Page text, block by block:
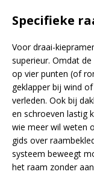
Specifieke
Voor draai-
superieur. Omdat
op vier punten (of
geklapper bij wind
verleden. Ook bij
en schroeven lastig
wie meer wil weten
gids over
systeem beweegt
het raam zonder